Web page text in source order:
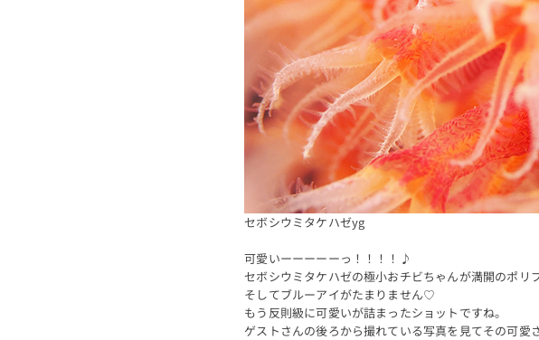
セボシウミタケハゼyg
可愛いーーーーーっ！！！！♪
セボシウミタケハゼの極小おチビちゃんが満開のポリ
そしてブルーアイがたまりません♡
もう反則級に可愛いが詰まったショットですね。
ゲストさんの後ろから撮れている写真を見てその可愛